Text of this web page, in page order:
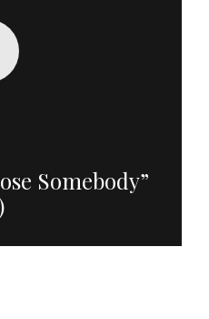
Somebody”